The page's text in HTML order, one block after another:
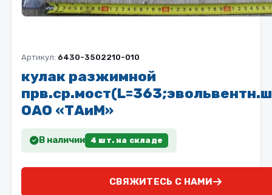
Артикул: 6430-3502210-010
кулак разжимной
ОАО «ТАиМ»
В наличии 4 шт. на складе
СВЯЖИТЕСЬ С НАМИ